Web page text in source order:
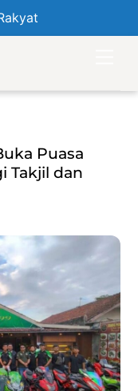
Puasa
Takjil dan